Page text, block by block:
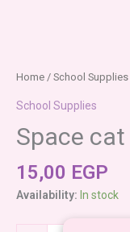
Home / School Supplies
School Supplies
Space cat
15,00 EGP
Availability: In stock
Space
quantity